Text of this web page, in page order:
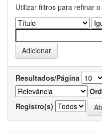
Utilizar filtros para refinar
Resultados/Página
Registro(s)